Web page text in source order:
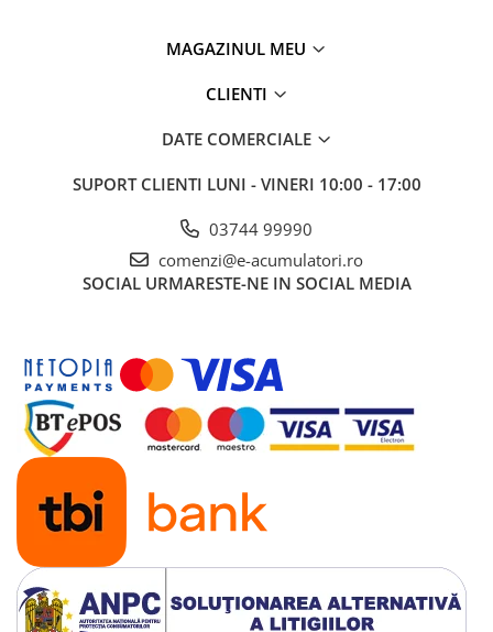
Cablu de date si Adaptoare
Acumulatori
Sisteme de prindere
OUTLET
Pompe de caldura
MAGAZINUL MEU
CLIENTI
DATE COMERCIALE
SUPORT CLIENTI LUNI - VINERI 10:00 - 17:00
03744 99990
comenzi@e-acumulatori.ro
SOCIAL URMARESTE-NE IN SOCIAL MEDIA